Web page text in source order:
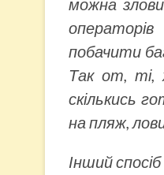
можна
побачити
Так от, ті,
скількись
на пляж,
Інший